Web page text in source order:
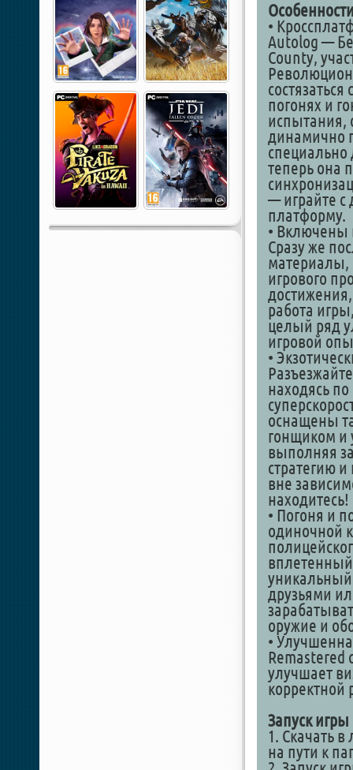
•
Autolog —
County,
погонях и
испытания,
динамично
специально
теперь она
— играйте с
платформу.
• Включены
Сразу же
материалы,
игрового
работа
целый ряд
игровой
•
находясь
оснащены
гонщиком и
выполняя
стратегию
вне
находитесь!
• Погоня и
одиночной
уникальный
друзьями
оружие и
•
Remastered
улучшает
корректной
Запуск игры
1. Скачать
на пути к